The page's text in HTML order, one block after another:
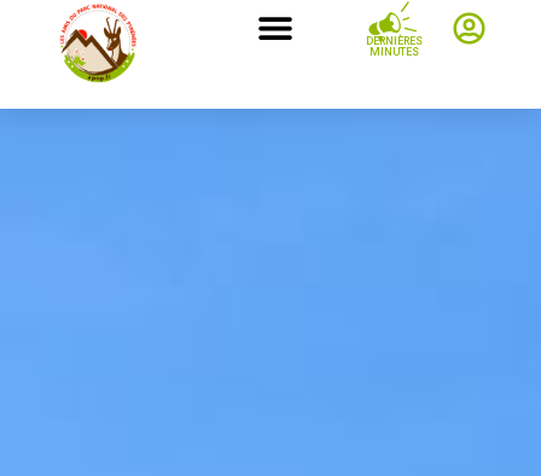
DERNIÈRES
MINUTES